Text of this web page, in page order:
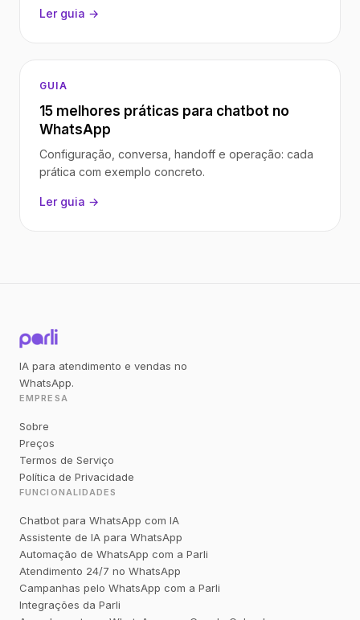
Ler guia →
GUIA
15 melhores práticas para chatbot no
WhatsApp
Configuração, conversa, handoff e operação: cada
prática com exemplo concreto.
Ler guia →
IA para atendimento e vendas no
WhatsApp.
EMPRESA
Sobre
Preços
Termos de Serviço
Política de Privacidade
FUNCIONALIDADES
Chatbot para WhatsApp com IA
Assistente de IA para WhatsApp
Automação de WhatsApp com a Parli
Atendimento 24/7 no WhatsApp
Campanhas pelo WhatsApp com a Parli
Integrações da Parli